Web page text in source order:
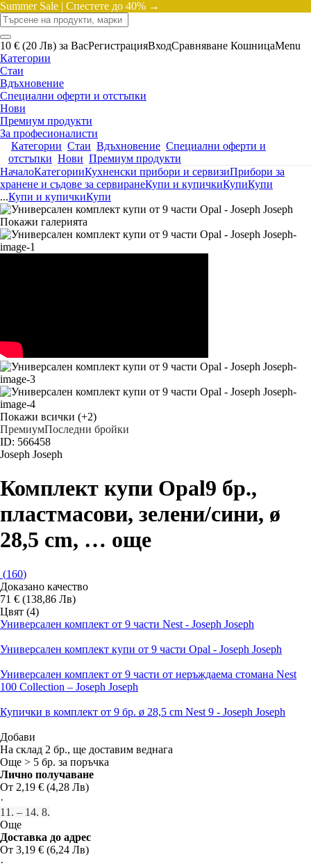
Summer Sale | Спестете до 40% →
10 € (20 Лв) за ВасРегистрацияВходСравняване КошницаMenu
Категории
Стаи
Вдъхновение
Специални оферти и отстъпки
Нови
Премиум продукти
За професионалисти
Категории Стаи Вдъхновение Специални оферти и
отстъпки Нови Премиум продукти
НачалоКатегорииКухненски прибори и сервизиПрибори за
хранене и съдове за сервиранеКупи и купичкиКупиКупи
...Купи и купичкиКупи
Покажи галерията
Покажи всички (+2)
ПремиумПоследни бройки
ID: 566458
Joseph Joseph
Комплект купи Opal9 бр.,
пластмасови, зелени/сини, ø
28,5 cm, … още
(160)
Доказано качество
71 € (138,86 Лв)
Цвят (4)
Универсален комплект от 9 части Nest - Joseph Joseph
Универсален комплект купи от 9 части Opal - Joseph Joseph
Универсален комплект от 9 части от неръждаема стомана Nest
100 Collection – Joseph Joseph
Купички в комплект от 9 бр. ø 28,5 cm Nest 9 - Joseph Joseph
Добави
На склад 2 бр., ще доставим веднага
Още > 5 бр. за поръчка
Лично получаване
От 2,19 € (4,28 Лв)
·
11. – 14. 8.
Още
Доставка до адрес
От 3,19 € (6,24 Лв)
·